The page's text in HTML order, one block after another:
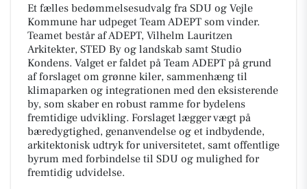
Et fælles bedømmelsesudvalg fra SDU og Vejle
Kommune har udpeget Team ADEPT som vinder.
Teamet består af ADEPT, Vilhelm Lauritzen
Arkitekter, STED By og landskab samt Studio
Kondens. Valget er faldet på Team ADEPT på grund
af forslaget om grønne kiler, sammenhæng til
klimaparken og integrationen med den eksisterende
by, som skaber en robust ramme for bydelens
fremtidige udvikling. Forslaget lægger vægt på
bæredygtighed, genanvendelse og et indbydende,
arkitektonisk udtryk for universitetet, samt offentlige
byrum med forbindelse til SDU og mulighed for
fremtidig udvidelse.